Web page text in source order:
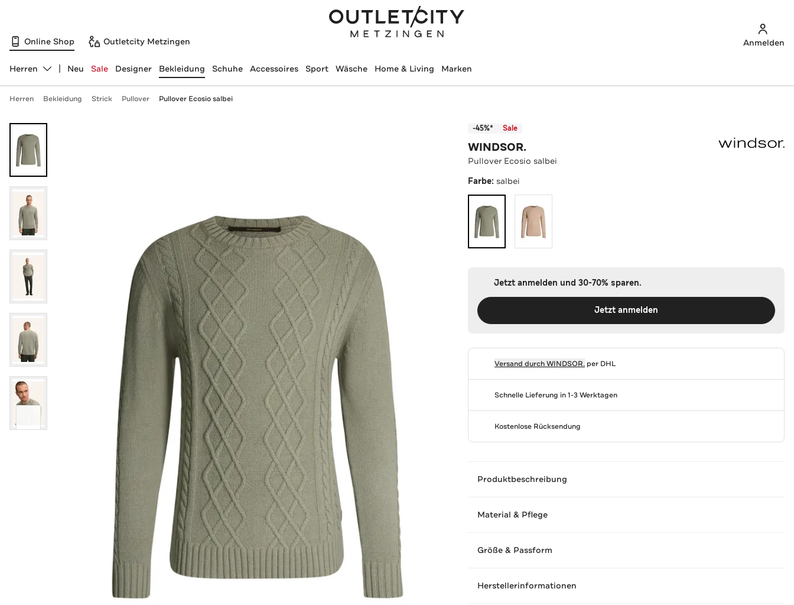
Online Shop Outletcity Metzingen Anmelden
Abteilung ändern, ausgewählt:
Herren Neu Sale Designer Bekleidung Schuhe Accessoires Sport Wäsche Home & Living Marken
Herren Bekleidung Strick Pullover Pullover Ecosio salbei
-45%* Sale
WINDSOR.
Pullover Ecosio salbei
Farbe: salbei
Jetzt anmelden und 30-70% sparen.
Jetzt anmelden
Versand durchWINDSOR. per DHL
Schnelle Lieferung in 1-3 Werktagen
Kostenlose Rücksendung
Produktbeschreibung
Material & Pflege
Größe & Passform
Herstellerinformationen